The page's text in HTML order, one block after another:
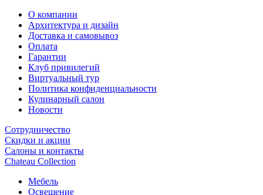
О компании
Архитектура и дизайн
Доставка и самовывоз
Оплата
Гарантии
Клуб привилегий
Виртуальный тур
Политика конфиденциальности
Кулинарный салон
Новости
Сотрудничество
Скидки и акции
Салоны и контакты
Chateau Collection
Мебель
Освещение